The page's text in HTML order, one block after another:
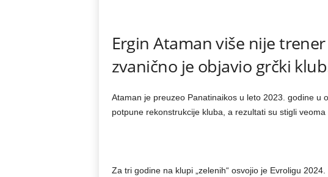
e
s
t
Ergin Ataman više nije
zvanično je objavio grčki
Ataman je preuzeo Panatinaikos u leto 2023. godine u
potpune rekonstrukcije kluba, a rezultati su stigli veoma
Za tri godine na klupi „zelenih“ osvojio je Evroligu